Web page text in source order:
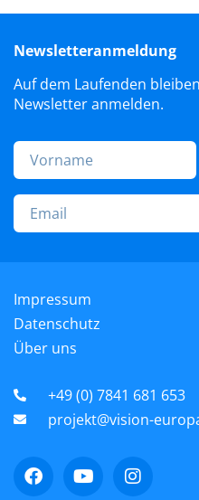
Newsletteranmeldung
Auf dem Laufenden
Newsletter anmelden.
Impressum
Datenschutz
Über uns
+49 (0) 7841 681 653
projekt@vision-